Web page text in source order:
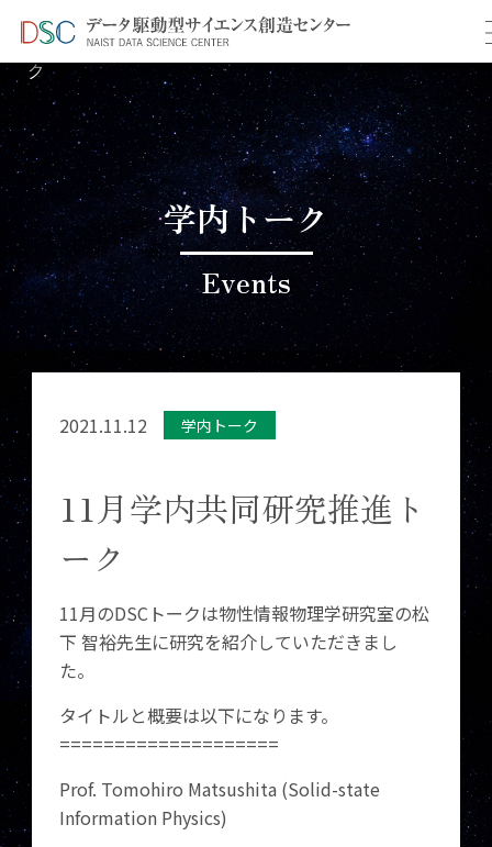
TOP ＞ イベント情報
＞ 11月学内共同研究推進トー
ク
学内トーク
Events
2021.11.12 学内トーク
11月学内共同研究推進ト
ーク
11月のDSCトークは物性情報物理学研究室の松
下 智裕先生に研究を紹介していただきまし
た。
タイトルと概要は以下になります。
====================
Prof. Tomohiro Matsushita (Solid-state
Information Physics)